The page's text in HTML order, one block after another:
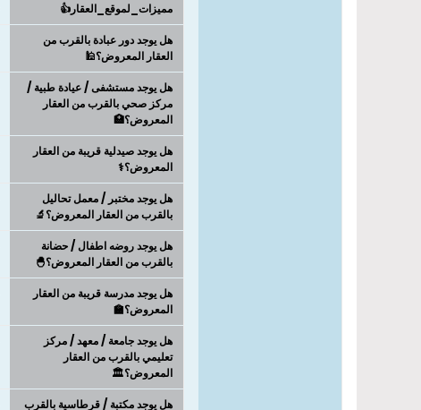
مميزات_لموقع_العقار👍
هل يوجد دور عبادة بالقرب من
العقار المعروض؟🕌
هل يوجد مستشفى / عيادة طبية /
مركز صحي بالقرب من العقار
المعروض؟🏥
هل يوجد صيدلية قريبة من العقار
المعروض؟⚕️
هل يوجد مختبر / معمل تحاليل
بالقرب من العقار المعروض؟🔬
هل يوجد روضه اطفال / حضانة
بالقرب من العقار المعروض؟🐣
هل يوجد مدرسة قريبة من العقار
المعروض؟🏫
هل يوجد جامعة / معهد / مركز
تعليمي بالقرب من العقار
المعروض؟🏛️
هل يوجد مكتبة / قرطاسية بالقرب